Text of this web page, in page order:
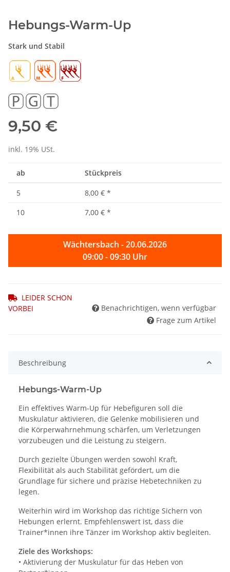
Hebungs-Warm-Up
Stark und Stabil
9,50 €
inkl. 19% USt.
ab Stückpreis
5 8,00 € *
10
7,00 € *
Wächtersbach - 20.06.2026
09:00 - 09:30 Uhr
LEIDER SCHON
VORBEI
Benachrichtigen, wenn verfügbar
Frage zum Artikel
Beschreibung
Hebungs-Warm-Up
Ein effektives Warm-Up für Hebefiguren soll die
Muskulatur aktivieren, die Gelenke mobilisieren und
die Körperwahrnehmung schärfen, um Verletzungen
vorzubeugen und die Leistung zu steigern.
Durch gezielte Übungen werden sowohl Kraft,
Flexibilität als auch Stabilität gefördert, um die
Grundlage für sichere und präzise Hebetechniken zu
legen.
Weiterhin wird im Workshop das richtige Sichern von
Hebungen erlernt. Empfehlenswert ist, dass die
Trainer*innen ihre Tänzer im Workshop aktiv begleiten.
Ziele des Workshops:
• Aktivierung der Muskulatur für das Heben von